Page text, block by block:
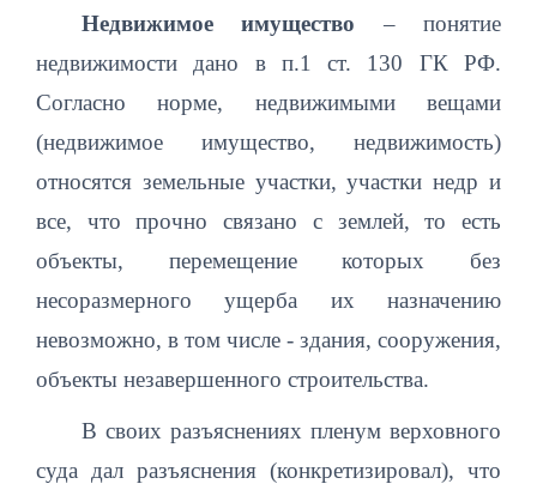
Недвижимое имущество – понятие
недвижимости дано в п.1 ст. 130 ГК РФ.
Согласно норме, недвижимыми вещами
(недвижимое имущество, недвижимость)
относятся земельные участки, участки недр и
все, что прочно связано с землей, то есть
объекты, перемещение которых без
несоразмерного ущерба их назначению
невозможно, в том числе - здания, сооружения,
объекты незавершенного строительства.
В своих разъяснениях пленум верховного
суда дал разъяснения (конкретизировал), что